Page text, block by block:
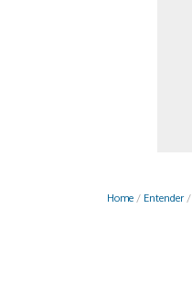
Home / Entender/